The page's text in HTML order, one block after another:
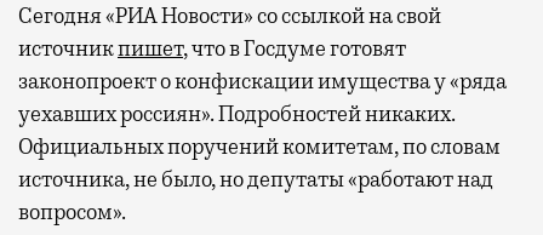
Сегодня «РИА Новости» со ссылкой на свой
источникпишет, что в Госдуме готовят
законопроект о конфискации имущества у «ряда
уехавших россиян». Подробностей никаких.
Официальных поручений комитетам, по словам
источника, не было, но депутаты «работают над
вопросом».